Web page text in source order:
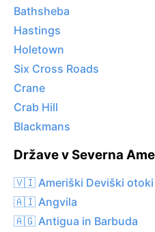
Bathsheba
Hastings
Holetown
Six Cross Roads
Crane
Crab Hill
Blackmans
Države v Severna
🇻🇮 Ameriški Deviški otoki
🇦🇮 Angvila
🇦🇬 Antigua in Barbuda